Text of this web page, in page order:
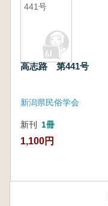
441号
高志路 第441号
新潟県民俗学会
新刊 1冊
1,100円